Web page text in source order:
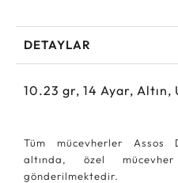
DETAYLAR
10.23 gr, 14 Ayar, Altın,
Tüm mücevherler Assos
altında, özel
gönderilmektedir.